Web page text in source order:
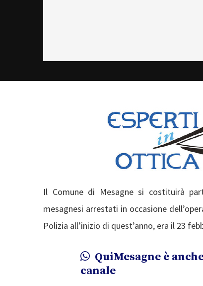
Il Comune di Mesagne si costituirà
mesagnesi arrestati in occasione
Polizia all’inizio di quest’anno, era il 23
QuiMesagne è
canale